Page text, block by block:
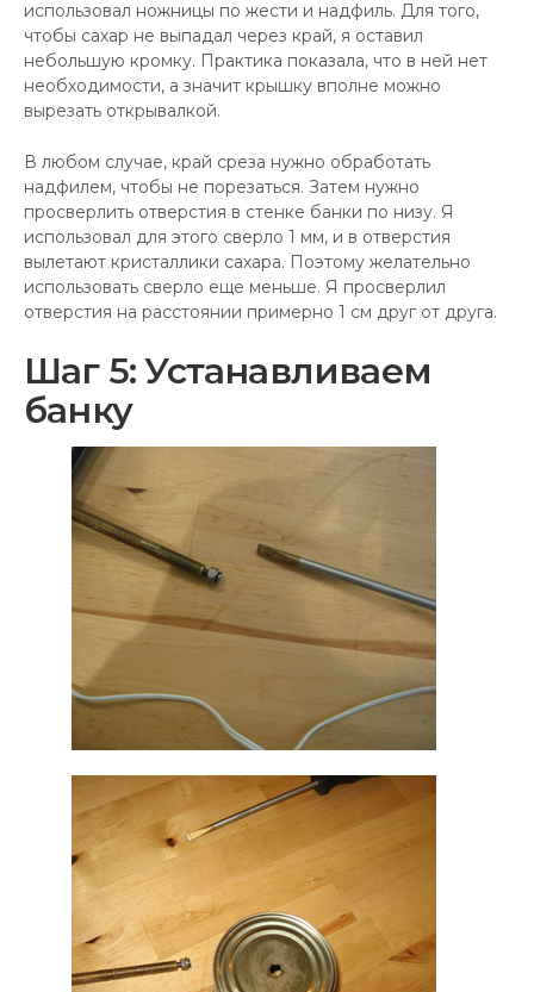
использовал ножницы по жести и надфиль. Для того,
чтобы сахар не выпадал через край, я оставил
небольшую кромку. Практика показала, что в ней нет
необходимости, а значит крышку вполне можно
вырезать открывалкой.
В любом случае, край среза нужно обработать
надфилем, чтобы не порезаться. Затем нужно
просверлить отверстия в стенке банки по низу. Я
использовал для этого сверло 1 мм, и в отверстия
вылетают кристаллики сахара. Поэтому желательно
использовать сверло еще меньше. Я просверлил
отверстия на расстоянии примерно 1 см друг от друга.
Шаг 5: Устанавливаем
банку